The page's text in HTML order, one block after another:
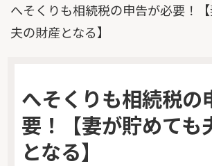
へそくりも相続税の申告が必要！
夫の財産となる】
へそくりも相続税の
要！【妻が貯めても
となる】